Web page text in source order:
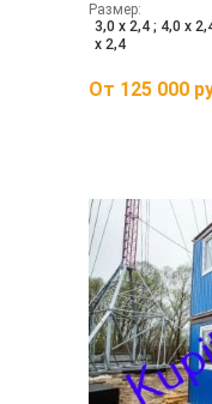
Размер:
3,0 х 2,4 ; 4,0 х
х 2,4
От 125 000